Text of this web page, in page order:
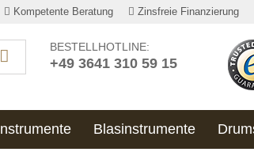
Kompetente Beratung Zinsfreie Finanzierung
BESTELLHOTLINE:
+49 3641 310 59 15
Blasinstrumente